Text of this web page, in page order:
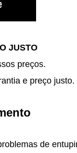
JUSTO
preços.
e preço justo.
de